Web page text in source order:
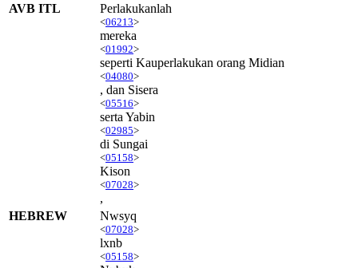
AVB ITL
Perlakukanlah
<06213>
mereka
<01992>
seperti Kauperlakukan orang Midian
<04080>
, dan Sisera
<05516>
serta Yabin
<02985>
di Sungai
<05158>
Kison
<07028>
,
HEBREW
Nwsyq
<07028>
lxnb
<05158>